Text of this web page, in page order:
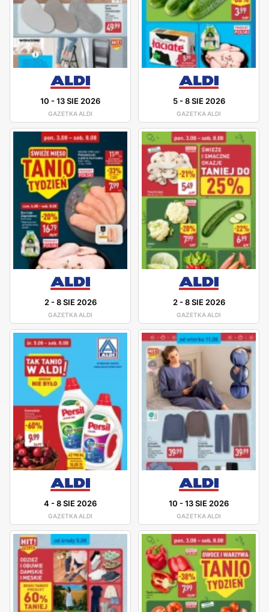
10 -13 SIE 2026
GAZETKA ALDI
5-8 SIE 2026
GAZETKA ALDI
2-8 SIE 2026
GAZETKA ALDI
2-8 SIE 2026
GAZETKA ALDI
4 -8 SIE 2026
GAZETKA ALDI
10 -13 SIE 2026
GAZETKA ALDI